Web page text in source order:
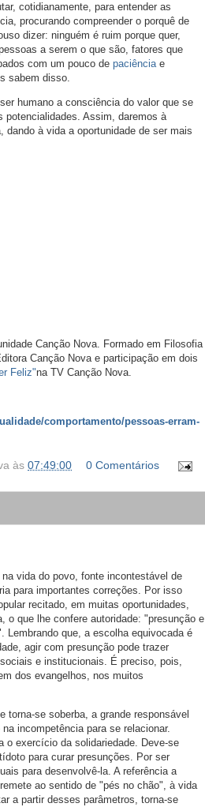
cotidianamente, para entender as
procurando compreender o porquê de
dizer: ninguém é ruim porque quer,
a serem o que são, fatores que
com um pouco de paciênciae
sabem disso.
humano a consciência do valor que se
potencialidades. Assim, daremos à
à vida a oportunidade de ser mais
Canção Nova. Formado em Filosofia
Canção Nova e participação em dois
Feliz"na TV Canção Nova.
comportamento/pessoas-erram-
às 07:49:00 0 Comentários
vida do povo, fonte incontestável de
para importantes correções. Por isso
recitado, em muitas oportunidades,
o que lhe confere autoridade: "presunção e
Lembrando que, a escolha equivocada é
agir com presunção pode trazer
e institucionais. É preciso, pois,
dos evangelhos, nos muitos
torna-se soberba, a grande responsável
incompetência para se relacionar.
o exercício da solidariedade. Deve-se
para curar presunções. Por ser
para desenvolvê-la. A referência a
ao sentido de "pés no chão", à vida
a partir desses parâmetros, torna-se